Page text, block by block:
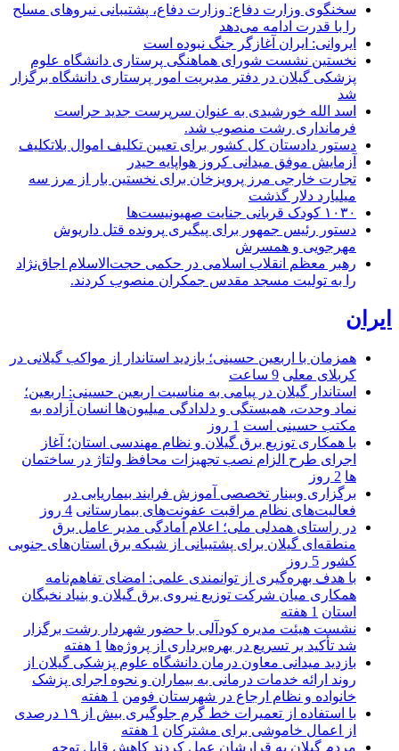
سخنگوی وزارت دفاع: وزارت دفاع، پشتیبانی نیرو‌های مسلح
را با قدرت ادامه می‌دهد
ایروانی: ایران آغازگر جنگ نبوده است
نخستین نشست شورای هماهنگی پرستاری دانشگاه علوم
پزشکی گیلان در دفتر مدیریت امور پرستاری دانشگاه برگزار
شد
اسد الله خورشیدی به عنوان سرپرست جدید حراست
فرمانداری رشت منصوب شد.
دستور دادستان کل کشور برای تعیین تکلیف اموال بلاتکلیف
آزمایش موفق میدانی کروز هواپایه حیدر
تجارت خارجی مرز پرویزخان برای نخستین بار از مرز سه
میلیارد دلار گذشت
۱۰۳۰ کودک قربانی جنایت صهیونیست‌ها
دستور رئیس جمهور برای پیگیری پرونده قتل داریوش
مهرجویی و همسرش
رهبر معظم انقلاب اسلامی در حکمی حجت‌الاسلام اجاق‌نژاد
را به تولیت مسجد مقدس جمکران منصوب کردند.
ایران
همزمان با اربعین حسینی؛ بازدید استاندار از مواکب گیلانی در
کربلای معلی 9 ساعت
استاندار گیلان در پیامی به مناسبت اربعین حسینی: اربعین؛
نماد وحدت، همبستگی و دلدادگی میلیون‌ها انسان آزاده به
مکتب حسینی است 1 روز
با همکاری توزیع برق گیلان و نظام مهندسی استان؛ آغاز
اجرای طرح الزام نصب تجهیزات محافظ ولتاژ در ساختمان
ها 2 روز
برگزاری وبینار تخصصی آموزش فرایند بیماریابی در
فعالیت‌های نظام مراقبت عفونت‌های بیمارستانی 4 روز
در راستای همدلی ملی؛ اعلام آمادگی مدیر عامل برق
منطقه‌ای گیلان برای پشتیبانی از شبكه برق استان‌های جنوبی
كشور 5 روز
با هدف بهره‌گیری از توانمندی علمی: امضای تفاهم‌نامه
همكاری میان شركت توزیع نیروی برق گیلان و بنیاد نخبگان
استان 1 هفته
نشست هیئت مدیره کودآلی با حضور شهردار رشت برگزار
شد تأکید بر تسریع در بهره‌برداری از پروژه‌ها 1 هفته
بازدید میدانی معاون درمان دانشگاه علوم پزشکی گیلان از
روند ارائه خدمات درمانی به بیماران و نحوه اجرای پزشک
خانواده و نظام ارجاع در شهرستان فومن 1 هفته
با استفاده از تعمیرات خط گرم جلوگیری بیش از ۱۹ درصدی
از اعمال خاموشی برای مشتركان 1 هفته
مردم گیلان به قرارشان عمل کردند كاهش قابل توجه